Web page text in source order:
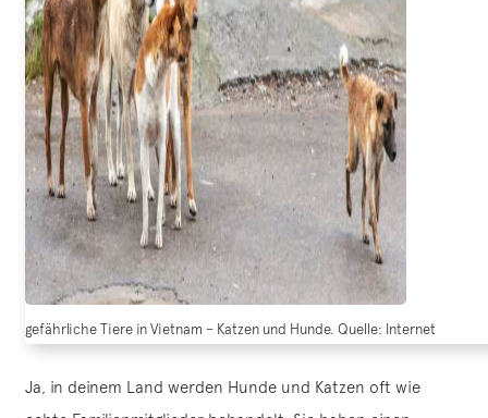
gefährliche Tiere in Vietnam – Katzen und Hunde. Quelle: Internet
Ja, in deinem Land werden Hunde und Katzen oft wie